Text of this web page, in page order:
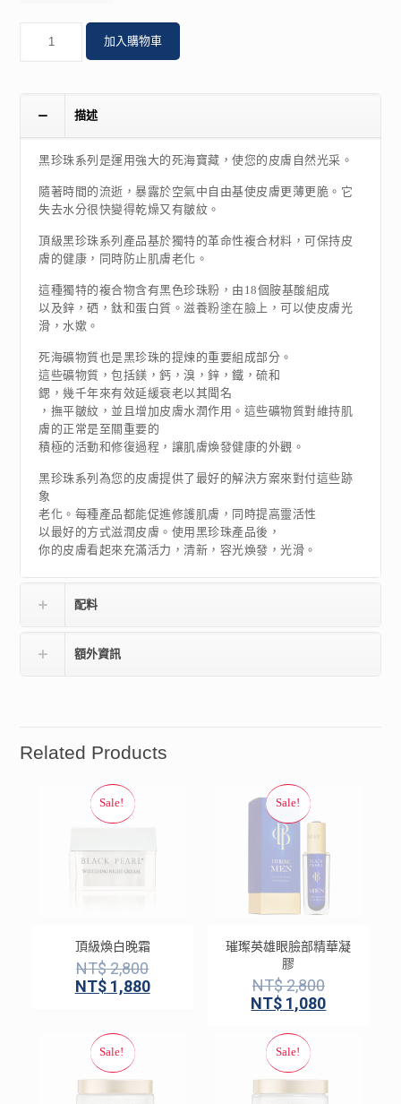
加入購物車
描述
黑珍珠系列是運用強大的死海寶藏，使您的皮膚自然光采。
隨著時間的流逝，暴露於空氣中自由基使皮膚更薄更脆。它
失去水分很快變得乾燥又有皺紋。
頂級黑珍珠系列產品基於獨特的革命性複合材料，可保持皮
膚的健康，同時防止肌膚老化。
這種獨特的複合物含有黑色珍珠粉，由18個胺基酸組成
以及鋅，硒，鈦和蛋白質。滋養粉塗在臉上，可以使皮膚光
滑，水嫰。
死海礦物質也是黑珍珠的提煉的重要組成部分。
這些礦物質，包括鎂，鈣，溴，鋅，鐵，硫和
鍶，幾千年來有效延緩衰老以其聞名
，撫平皺紋，並且增加皮膚水潤作用。這些礦物質對維持肌
膚的正常是至關重要的
積極的活動和修復過程，讓肌膚煥發健康的外觀。
黑珍珠系列為您的皮膚提供了最好的解決方案來對付這些跡
象
老化。每種產品都能促進修護肌膚，同時提高靈活性
以最好的方式滋潤皮膚。使用黑珍珠產品後，
你的皮膚看起來充滿活力，清新，容光煥發，光滑。
配料
額外資訊
Related Products
頂級煥白晚霜
NT$2,800
NT$1,880
璀璨英雄眼臉部精華凝
膠
NT$2,800
NT$ 1,080